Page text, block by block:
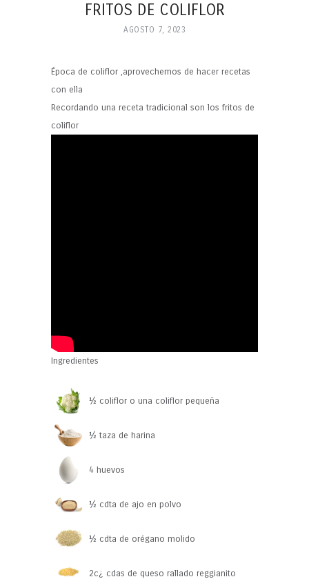
FRITOS DE COLIFLOR
AGOSTO 7, 2023
Época de coliflor ,aprovechemos de hacer recetas
con ella
Recordando una receta tradicional son los fritos de
coliflor
Ingredientes
½ coliflor o una coliflor pequeña
½ taza de harina
4 huevos
½ cdta de ajo en polvo
½ cdta de orégano molido
2c¿ cdas de queso rallado reggianito